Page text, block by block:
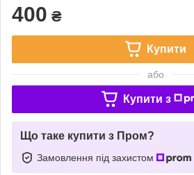
400 ₴
Купити
або
Купити з
Що таке купити з Пром?
Замовлення під захистом